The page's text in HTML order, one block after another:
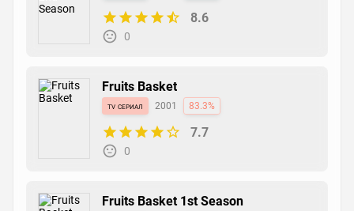
8.6
0
Fruits Basket
tv сериал 2001 83.3%
7.7
0
Fruits Basket 1st Season